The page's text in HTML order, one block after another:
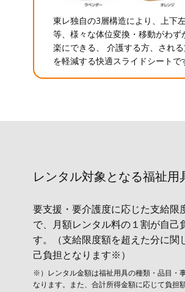
東レ独自の3層構造により、上下
等、様々な体位変換・移動がわず
楽にできる、 介護する方、され
を軽減する快適スライドシートで
レンタル対象と​なる福祉用
要支援・要介護度に応じた支給限
で、月額レンタル料の１割が自己
す。（支給限度額を超えた分に関
己負担となります※）
※）レンタル金額は福祉用具の種類・品目・
なります。また、合計所得金額に応じて負担